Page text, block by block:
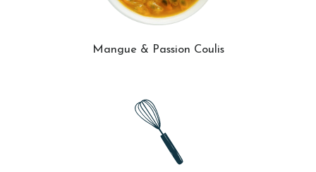
Mangue & Passion Coulis